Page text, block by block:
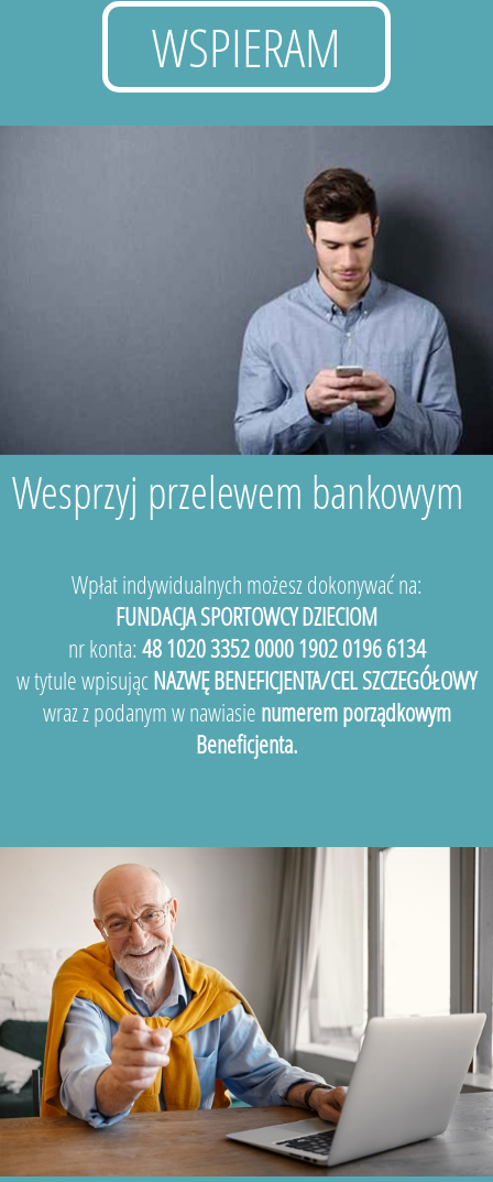
WSPIERAM
Wesprzyj przelewem bankowym
Wpłat indywidualnych możesz dokonywać na:
FUNDACJA SPORTOWCY DZIECIOM
nr konta: 48 1020 3352 0000 1902 0196 6134
w tytule wpisującNAZWĘ BENEFICJENTA/CEL SZCZEGÓŁOWY
wraz z podanym w nawiasie numerem porządkowym
Beneficjenta.